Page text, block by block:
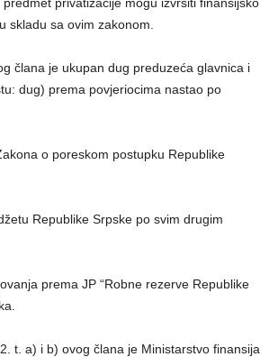
skladu sa ovim zakonom.
člana je ukupan dug preduzeća glavnica i
dug) prema povjeriocima nastao po
o poreskom postupku Republike
Republike Srpske po svim drugim
prema JP “Robne rezerve Republike
t. a) i b) ovog člana je Ministarstvo finansija